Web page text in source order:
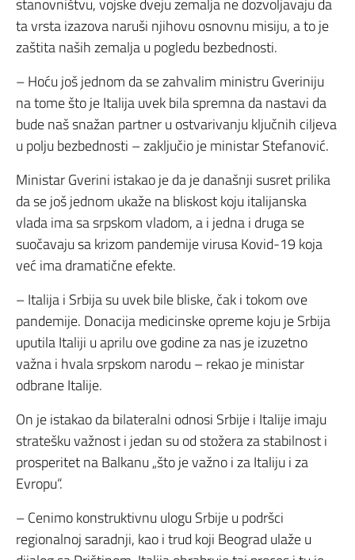
stanovništvu, vojske dveju zemalja ne dozvoljavaju da
ta vrsta izazova naruši njihovu osnovnu misiju, a to je
zaštita naših zemalja u pogledu bezbednosti.
– Hoću još jednom da se zahvalim ministru Gveriniju
na tome što je Italija uvek bila spremna da nastavi da
bude naš snažan partner u ostvarivanju ključnih ciljeva
u polju bezbednosti – zaključio je ministar Stefanović.
Ministar Gverini istakao je da je današnji susret prilika
da se još jednom ukaže na bliskost koju italijanska
vlada ima sa srpskom vladom, a i jedna i druga se
suočavaju sa krizom pandemije virusa Kovid-19 koja
već ima dramatične efekte.
– Italija i Srbija su uvek bile bliske, čak i tokom ove
pandemije. Donacija medicinske opreme koju je Srbija
uputila Italiji u aprilu ove godine za nas je izuzetno
važna i hvala srpskom narodu – rekao je ministar
odbrane Italije.
On je istakao da bilateralni odnosi Srbije i Italije imaju
stratešku važnost i jedan su od stožera za stabilnost i
prosperitet na Balkanu „što je važno i za Italiju i za
Evropu“.
– Cenimo konstruktivnu ulogu Srbije u podršci
regionalnoj saradnji, kao i trud koji Beograd ulaže u